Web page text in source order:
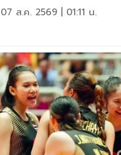
07 ส.ค. 2569 | 01:11 น.